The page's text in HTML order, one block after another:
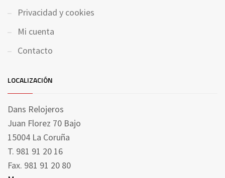
Privacidad y cookies
Mi cuenta
Contacto
LOCALIZACIÓN
Dans Relojeros
Juan Florez 70 Bajo
15004 La Coruña
T. 981 91 20 16
Fax. 981 91 20 80